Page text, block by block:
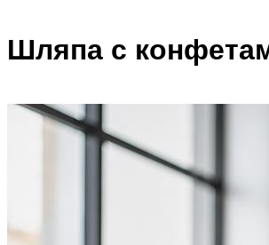
Шляпа с